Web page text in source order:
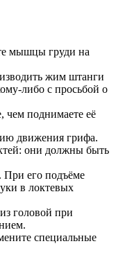
мышцы груди на
жим штанги
либо с просьбой о
чем поднимаете её
движения грифа.
они должны быть
При его подъёме
в локтевых
головой при
специальные